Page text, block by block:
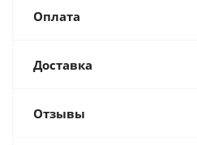
Оплата
Доставка
Отзывы